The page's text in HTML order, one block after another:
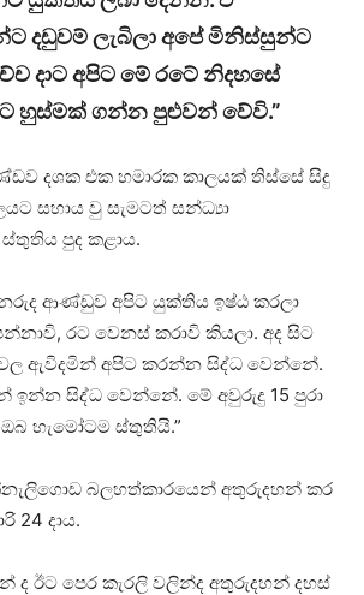
දඩුවම් ලැබිලා අපේ මිනිස්සුන්ට
දාට අපිට මේ රටේ නිදහසේ
හුස්මක් ගන්න පුළුවන් වේවි.”
දශක එක හමාරක කාලයක් තිස්සේ සිදු
සහාය වු සැමටත් සන්ධ්‍යා
පුද කළාය.
ආණ්ඩුව අපිට යුක්තිය ඉෂ්ඨ කරලා
රට වෙනස් කරාවි කියලා. අද සිට
ඇවිදමින් අපිට කරන්න සිද්ධ වෙන්නේ.
සිද්ධ වෙන්නේ. මේ අවුරුදු 15 පුරා
හැමෝටම ස්තුතියි.”
බලහත්කාරයෙන් අතුරුදහන් කර
24 දාය.
ද ඊට පෙර කැරලි වලින්ද අතුරුදහන් දහස්